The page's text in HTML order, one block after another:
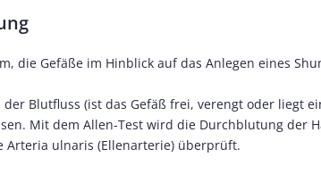
die Gefäße im Hinblick auf das Anlegen eines
Blutfluss (ist das Gefäß frei, verengt oder liegt
Mit dem Allen-Test wird die Durchblutung der
Arteria ulnaris (Ellenarterie) überprüft.